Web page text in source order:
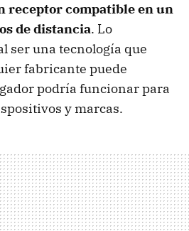
receptor compatible en un
de distancia. Lo
ser una tecnología que
fabricante puede
podría funcionar para
y marcas.